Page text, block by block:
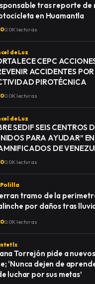
tras reporte de
en Huamantla
0.0K lecturas
de Luz
CEPC
ACCIDENTES POR
PIROTÉCNICA
0.0K lecturas
de Luz
SEDIF SEIS CENTROS
PARA AYUDAR”
DE
0.0K lecturas
Polilla
tramo de la
por daños tras
0.0K lecturas
Torrejón pide a
‘Nunca dejen de
luchar por sus metas’